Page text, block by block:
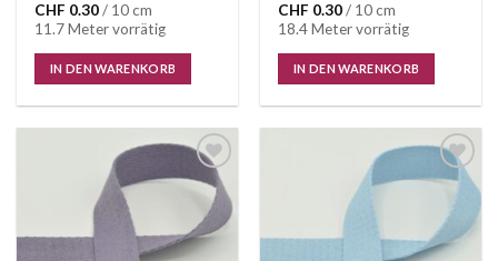
CHF 0.30/ 10 cm
11.7 Meter vorrätig
IN DEN WARENKORB
CHF 0.30/ 10 cm
18.4 Meter vorrätig
IN DEN WARENKORB
Auf die
Wunschliste
Auf die